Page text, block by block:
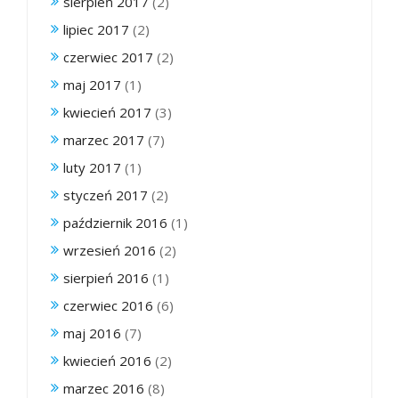
lipiec 2017 (2)
czerwiec 2017 (2)
maj 2017 (1)
kwiecień 2017 (3)
marzec 2017 (7)
luty 2017 (1)
styczeń 2017 (2)
październik 2016 (1)
wrzesień 2016 (2)
sierpień 2016 (1)
czerwiec 2016 (6)
maj 2016 (7)
kwiecień 2016 (2)
marzec 2016 (8)